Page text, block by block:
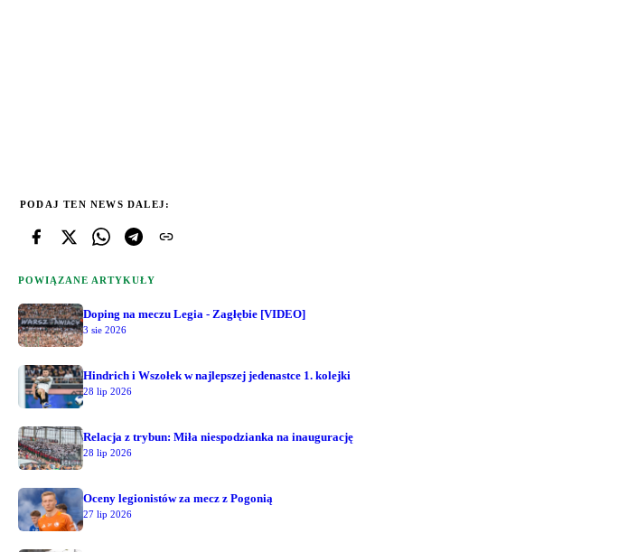
PODAJ TEN NEWS DALEJ:
POWIĄZANE ARTYKUŁY
Doping na meczu Legia - Zagłębie [VIDEO]
3 sie 2026
Hindrich i Wszołek w najlepszej jedenastce 1. kolejki
28 lip 2026
Relacja z trybun: Miła niespodzianka na inaugurację
28 lip 2026
Oceny legionistów za mecz z Pogonią
27 lip 2026